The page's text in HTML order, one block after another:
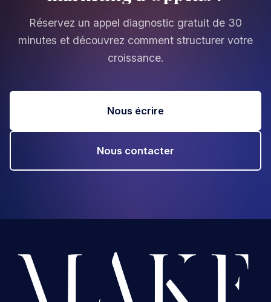
Réservez un appel diagnostic gratuit de 30
minutes et découvrez comment structurer votre
croissance.
Nous écrire
Nous contacter